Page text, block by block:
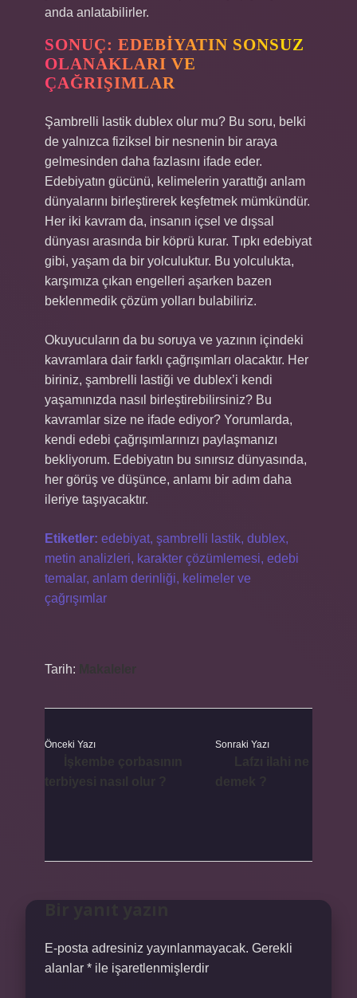
anda anlatabilirler.
SONUÇ: EDEBIYATIN SONSUZ
OLANAKLARI VE
ÇAĞRIŞIMLAR
Şambrelli lastik dublex olur mu? Bu soru, belki
de yalnızca fiziksel bir nesnenin bir araya
gelmesinden daha fazlasını ifade eder.
Edebiyatın gücünü, kelimelerin yarattığı anlam
dünyalarını birleştirerek keşfetmek mümkündür.
Her iki kavram da, insanın içsel ve dışsal
dünyası arasında bir köprü kurar. Tıpkı edebiyat
gibi, yaşam da bir yolculuktur. Bu yolculukta,
karşımıza çıkan engelleri aşarken bazen
beklenmedik çözüm yolları bulabiliriz.
Okuyucuların da bu soruya ve yazının içindeki
kavramlara dair farklı çağrışımları olacaktır. Her
biriniz, şambrelli lastiği ve dublex’i kendi
yaşamınızda nasıl birleştirebilirsiniz? Bu
kavramlar size ne ifade ediyor? Yorumlarda,
kendi edebi çağrışımlarınızı paylaşmanızı
bekliyorum. Edebiyatın bu sınırsız dünyasında,
her görüş ve düşünce, anlamı bir adım daha
ileriye taşıyacaktır.
Etiketler: edebiyat, şambrelli lastik, dublex,
metin analizleri, karakter çözümlemesi, edebi
temalar, anlam derinliği, kelimeler ve
çağrışımlar
Tarih:
Önceki Yazı Sonraki Yazı
E-posta adresiniz yayınlanmayacak. Gerekli
alanlar * ile işaretlenmişlerdir